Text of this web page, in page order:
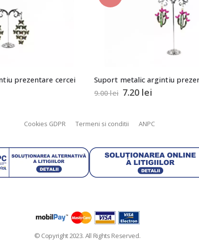
Suport metalic argintiu prezentare cercei
Cookies GDPR Termeni si conditii ANPC
© Copyright 2023. All Rights Reserved.